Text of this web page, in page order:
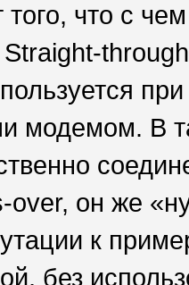
того, что с
Straight-
модемом. В
over, он же
к
без